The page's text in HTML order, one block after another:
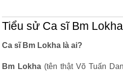
Tiểu sử Ca sĩ Bm Lokha
Ca sĩ Bm Lokha là ai?
Bm Lokha(tên thật Võ Tuấn